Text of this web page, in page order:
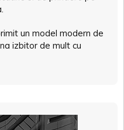
un model modern de
izbitor de mult cu